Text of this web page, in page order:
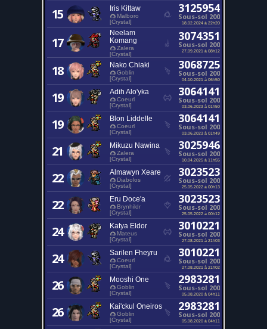
15 Iris Kittaw
Malboro
[Crystal]
3125954
Sous-sol 200
18.02.2024 à 22h20
17
Neelam
Komang
Zalera
[Crystal]
3074351
Sous-sol 200
27.09.2021 à 08h12
18 Nako Chiaki
Goblin
[Crystal]
3068725
Sous-sol 200
04.10.2021 à 06h50
19 Adih Alo'yka
Coeurl
[Crystal]
3064141
Sous-sol 200
03.06.2023 à 01h50
19 Blon Liddelle
Coeurl
[Crystal]
3064141
Sous-sol 200
03.06.2023 à 01h49
21 Mikuzu Nawina
Zalera
[Crystal]
3025946
Sous-sol 200
10.04.2025 à 11h55
22 Almawyn Xeare
Diabolos
[Crystal]
3023523
Sous-sol 200
25.05.2022 à 00h13
22 Eru Doce'a
Brynhildr
[Crystal]
3023523
Sous-sol 200
25.05.2022 à 00h12
24 Katya Eldor
Mateus
[Crystal]
3010221
Sous-sol 200
27.08.2021 à 21h03
24 Sarilen Fheyru
Coeurl
[Crystal]
3010221
Sous-sol 200
27.08.2021 à 21h02
26 Mooshi One
Goblin
[Crystal]
2983281
Sous-sol 200
05.08.2020 à 04h11
26 Kai'ckul Oneiros
Goblin
[Crystal]
2983281
Sous-sol 200
05.08.2020 à 04h11